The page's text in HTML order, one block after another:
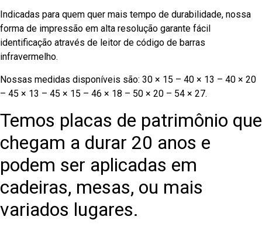
Indicadas para quem quer mais tempo de durabilidade, nossa
forma de impressão em alta resolução garante fácil
identificação através de leitor de código de barras
infravermelho.
Nossas medidas disponíveis são: 30 × 15 – 40 × 13 – 40 × 20
– 45 × 13 – 45 × 15 – 46 × 18 – 50 × 20 – 54 × 27.
Temos placas de patrimônio que
chegam a durar 20 anos e
podem ser aplicadas em
cadeiras, mesas, ou mais
variados lugares.